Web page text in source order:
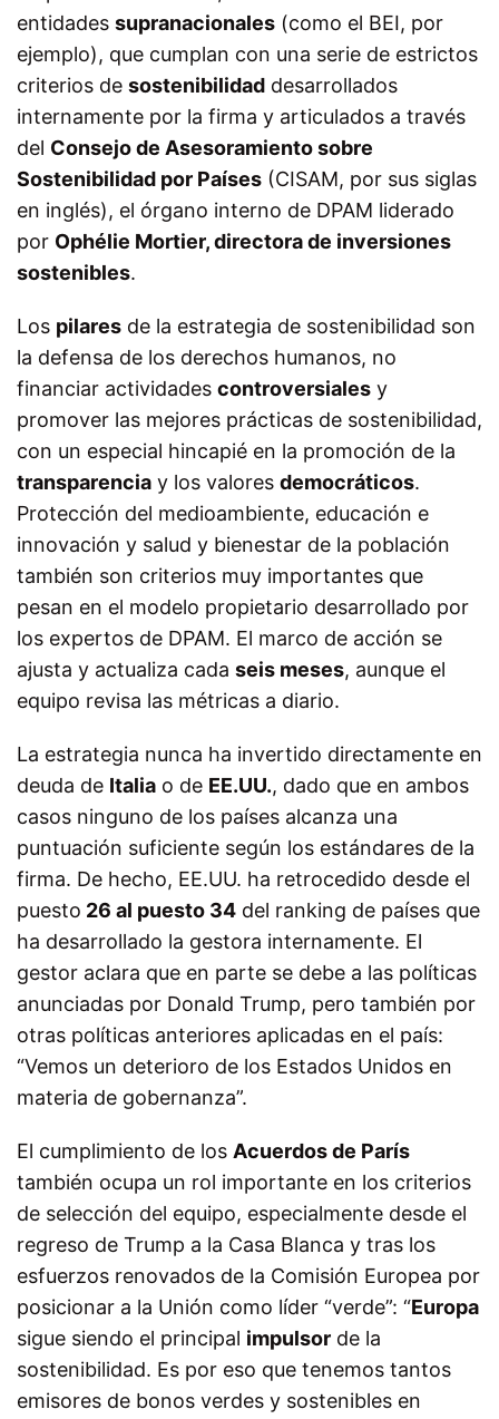
entidades supranacionales (como el BEI, por
ejemplo), que cumplan con una serie de estrictos
criterios de sostenibilidad desarrollados
internamente por la firma y articulados a través
del Consejo de Asesoramiento sobre
Sostenibilidad por Países (CISAM, por sus siglas
en inglés), el órgano interno de DPAM liderado
por Ophélie Mortier, directora de inversiones
sostenibles.
Los pilares de la estrategia de sostenibilidad son
la defensa de los derechos humanos, no
financiar actividades controversiales y
promover las mejores prácticas de sostenibilidad,
con un especial hincapié en la promoción de la
transparencia y los valores democráticos.
Protección del medioambiente, educación e
innovación y salud y bienestar de la población
también son criterios muy importantes que
pesan en el modelo propietario desarrollado por
los expertos de DPAM. El marco de acción se
ajusta y actualiza cada seis meses, aunque el
equipo revisa las métricas a diario.
La estrategia nunca ha invertido directamente en
deuda de Italia o de EE.UU., dado que en ambos
casos ninguno de los países alcanza una
puntuación suficiente según los estándares de la
firma. De hecho, EE.UU. ha retrocedido desde el
puesto 26 al puesto 34 del ranking de países que
ha desarrollado la gestora internamente. El
gestor aclara que en parte se debe a las políticas
anunciadas por Donald Trump, pero también por
otras políticas anteriores aplicadas en el país:
“Vemos un deterioro de los Estados Unidos en
materia de gobernanza”.
El cumplimiento de los Acuerdos de París
también ocupa un rol importante en los criterios
de selección del equipo, especialmente desde el
regreso de Trump a la Casa Blanca y tras los
esfuerzos renovados de la Comisión Europea por
posicionar a la Unión como líder “verde”: “Europa
sigue siendo el principal impulsor de la
sostenibilidad. Es por eso que tenemos tantos
emisores de bonos verdes y sostenibles en